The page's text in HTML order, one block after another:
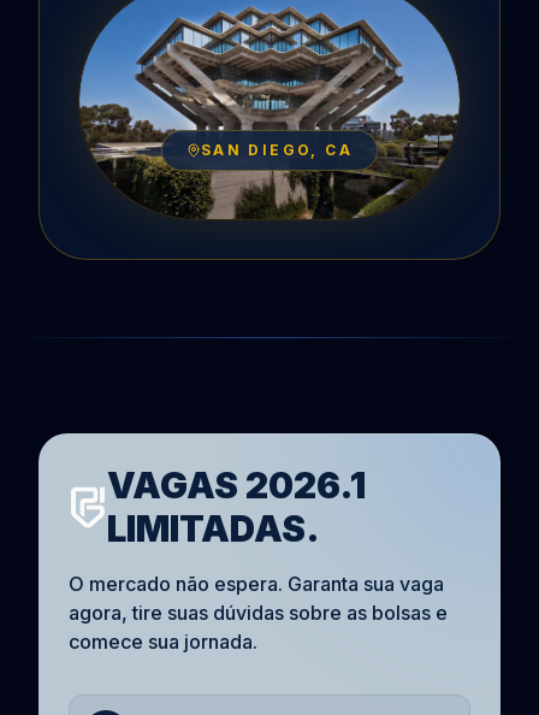
SAN DIEGO, CA
VAGAS 2026.1
LIMITADAS.
O mercado não espera. Garanta sua vaga
agora, tire suas dúvidas sobre as bolsas e
comece sua jornada.